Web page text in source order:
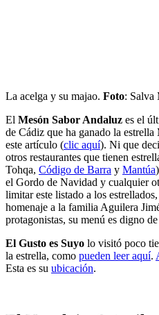
La acelga y su majao. Foto: Salva
El Mesón Sabor Andaluz es el
de Cádiz que ha ganado la
este artículo (clic aquí). Ni que
otros restaurantes que tienen
Tohqa, Código de Barra y Mantúa
el Gordo de Navidad y cualquier
limitar este listado a los
homenaje a la familia Aguilera
protagonistas, su menú es digno
El Gusto es Suyo lo visitó poco
la estrella, como pueden leer aquí.
Esta es su ubicación.